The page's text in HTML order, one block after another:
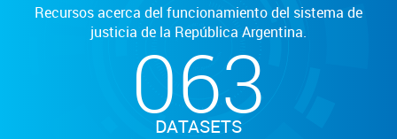
Recursos acerca del funcionamiento del sistema de
justicia de la República Argentina.
063
DATASETS